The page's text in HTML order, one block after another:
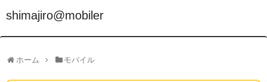
shimajiro@mobiler
ホーム モバイル